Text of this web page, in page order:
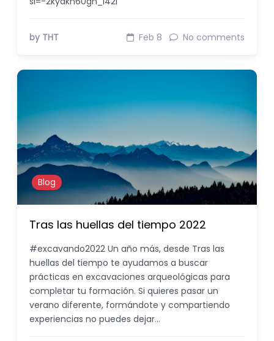
by THT Feb 8 No comments
Blog
Tras las huellas del tiempo 2022
#excavando2022 Un año más, desde Tras las
huellas del tiempo te ayudamos a buscar
prácticas en excavaciones arqueológicas para
completar tu formación. Si quieres pasar un
verano diferente, formándote y compartiendo
experiencias no puedes dejar…